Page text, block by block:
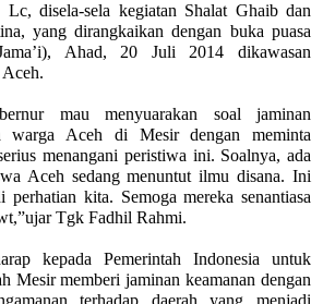
disela-sela kegiatan Shalat Ghaib dan
yang dirangkaikan dengan buka puasa
Ahad, 20 Juli 2014 dikawasan
mau menyuarakan soal jaminan
warga Aceh di Mesir dengan meminta
menangani peristiwa ini. Soalnya, ada
Aceh sedang menuntut ilmu disana. Ini
perhatian kita. Semoga mereka senantiasa
Tgk Fadhil Rahmi.
kepada Pemerintah Indonesia untuk
Mesir memberi jaminan keamanan dengan
terhadap daerah yang menjadi